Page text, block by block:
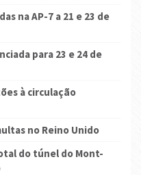
na AP-7 a 21 e 23 de
para 23 e 24 de
à circulação
no Reino Unido
do túnel do Mont-